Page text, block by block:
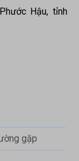
Hậu, tỉnh
gặp